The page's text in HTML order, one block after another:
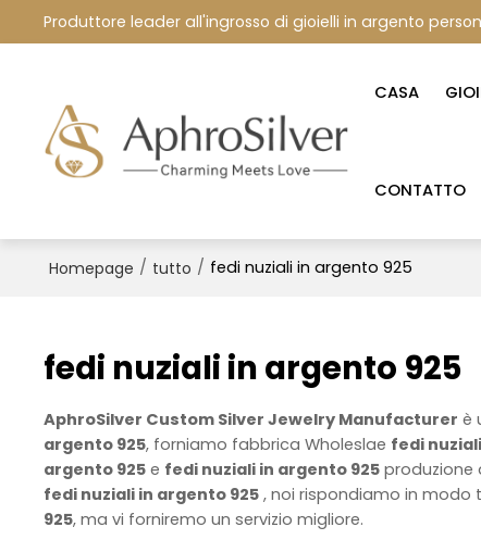
Produttore leader all'ingrosso di gioielli in argento
CASA
CONTATTO
Homepage / tutto / fedi nuziali in argento 925
fedi nuziali in argento 925
AphroSilver Custom Silver Jewelry Manufacturer è
argento 925, forniamo fabbrica Wholeslae fedi
argento 925 e fedi nuziali in argento 925 produzione
fedi nuziali in argento 925 , noi rispondiamo in modo
925, ma vi forniremo un servizio migliore.